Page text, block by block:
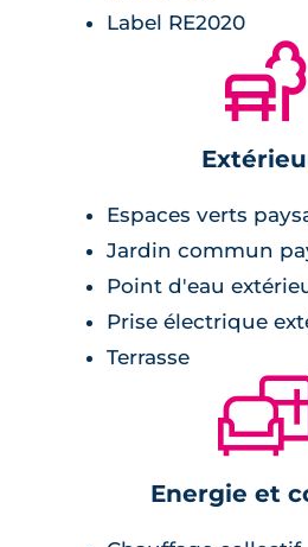
Label RE2020
🌲
Espaces verts
Jardin commun
Point d'eau
Prise électrique
Terrasse
🛋
Energie et